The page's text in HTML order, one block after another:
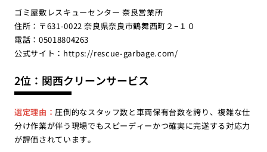
ゴミ屋敷レスキューセンター 奈良営業所
住所：〒631-0022 奈良県奈良市鶴舞西町２−１０
電話：05018804263
公式サイト： https://rescue-garbage.com/
2位：関西クリーンサービス
選定理由： 圧倒的なスタッフ数と車両保有台数を誇り、複雑な仕
分け作業が伴う現場でもスピーディーかつ確実に完遂する対応力
が評価されています。